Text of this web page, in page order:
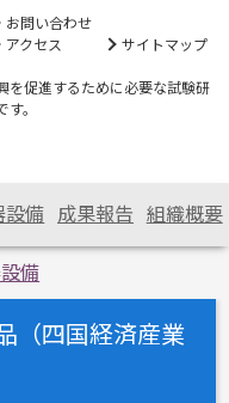
お問い合わせ
アクセス
サイトマップ
を促進するために必要な試験研
。
設備 成果報告 組織概要
備
（四国経済産業